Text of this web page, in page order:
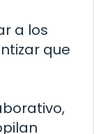
a los
que